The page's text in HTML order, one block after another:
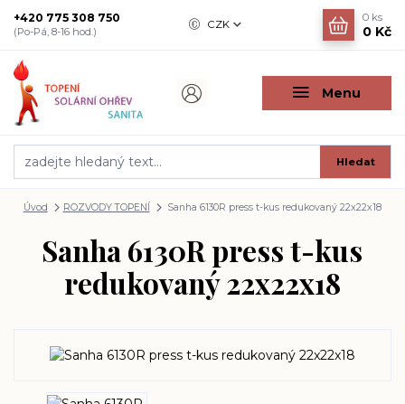
Menu
CZK
Hledat
+420 775 308 750
(Po-Pá, 8-16 hod.)
0 ks
0 Kč
Úvod ROZVODY TOPENÍ Sanha 6130R press t-kus redukovaný 22x22x18
Sanha 6130R press t-kus
redukovaný 22x22x18